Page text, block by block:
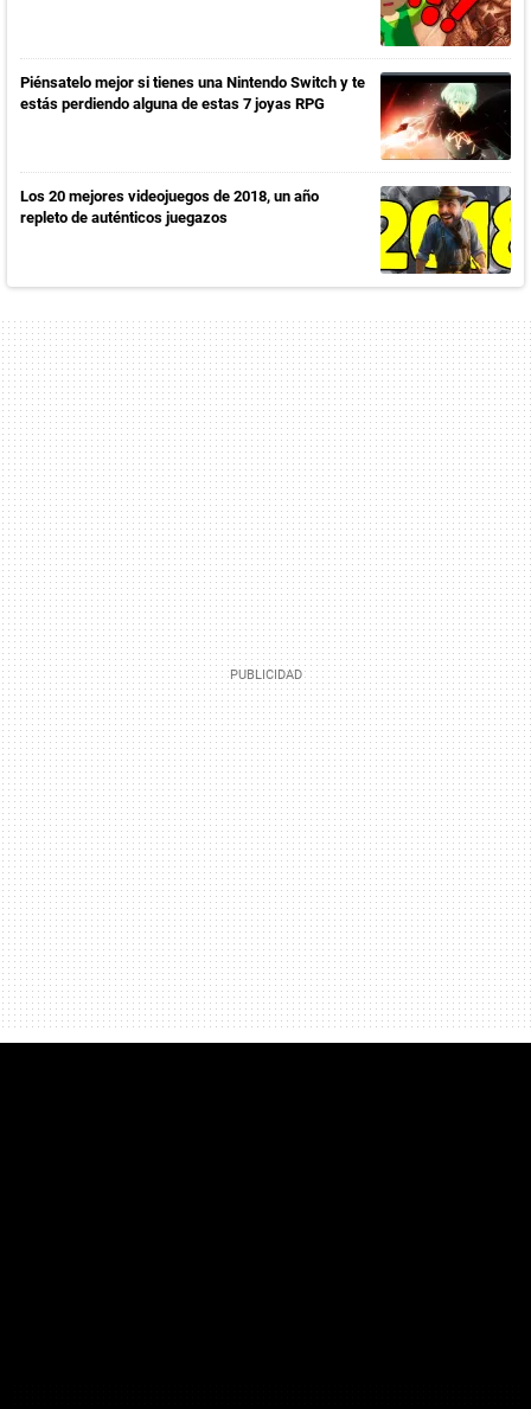
Piénsatelo mejor si tienes una Nintendo Switch y te
estás perdiendo alguna de estas 7 joyas RPG
Los 20 mejores videojuegos de 2018, un año
repleto de auténticos juegazos